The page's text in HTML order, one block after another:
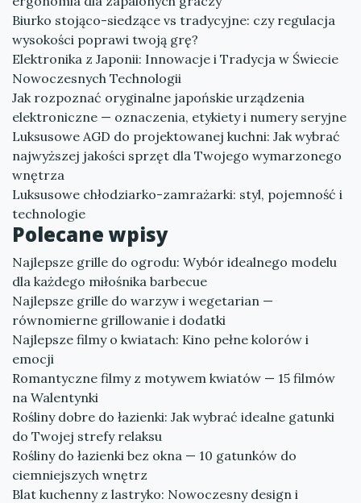
Biurko stojąco-siedzące vs tradycyjne: czy regulacja
wysokości poprawi twoją grę?
Elektronika z Japonii: Innowacje i Tradycja w Świecie
Nowoczesnych Technologii
Jak rozpoznać oryginalne japońskie urządzenia
elektroniczne — oznaczenia, etykiety i numery seryjne
Luksusowe AGD do projektowanej kuchni: Jak wybrać
najwyższej jakości sprzęt dla Twojego wymarzonego
wnętrza
Luksusowe chłodziarko-zamrażarki: styl, pojemność i
technologie
Polecane wpisy
Najlepsze grille do ogrodu: Wybór idealnego modelu
dla każdego miłośnika barbecue
Najlepsze grille do warzyw i wegetarian —
równomierne grillowanie i dodatki
Najlepsze filmy o kwiatach: Kino pełne kolorów i
emocji
Romantyczne filmy z motywem kwiatów — 15 filmów
na Walentynki
Rośliny dobre do łazienki: Jak wybrać idealne gatunki
do Twojej strefy relaksu
Rośliny do łazienki bez okna — 10 gatunków do
ciemniejszych wnętrz
Blat kuchenny z lastryko: Nowoczesny design i